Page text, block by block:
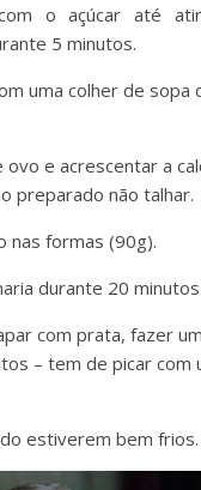
o açúcar até
5 minutos.
uma colher de sopa
e acrescentar a
preparado não talhar.
nas formas (90g).
durante 20 minutos.
com prata, fazer
– tem de picar com
estiverem bem frios.